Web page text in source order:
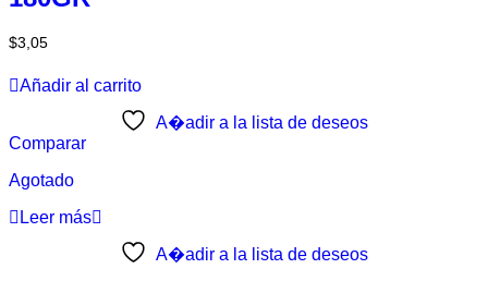
$3,05
Añadir al carrito
A�adir a la lista de deseos
Comparar
Agotado
Leer más
A�adir a la lista de deseos